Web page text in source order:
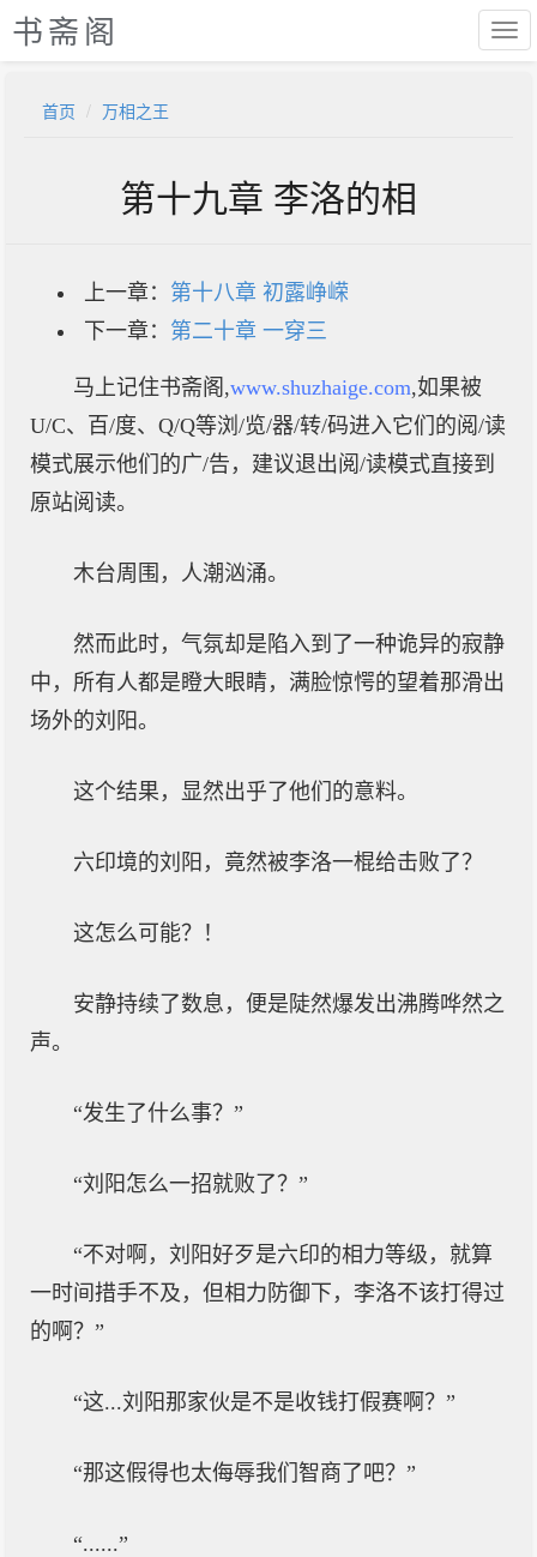
书斋阁
首页 万相之王
第十九章 李洛的相
上一章： 第十八章 初露峥嵘
下一章： 第二十章 一穿三
马上记住书斋阁,www.shuzhaige.com,如果被
U/C、百/度、Q/Q等浏/览/器/转/码进入它们的阅/读
模式展示他们的广/告，建议退出阅/读模式直接到
原站阅读。
木台周围，人潮汹涌。
然而此时，气氛却是陷入到了一种诡异的寂静
中，所有人都是瞪大眼睛，满脸惊愕的望着那滑出
场外的刘阳。
这个结果，显然出乎了他们的意料。
六印境的刘阳，竟然被李洛一棍给击败了？
这怎么可能？！
安静持续了数息，便是陡然爆发出沸腾哗然之
声。
“发生了什么事？”
“刘阳怎么一招就败了？”
“不对啊，刘阳好歹是六印的相力等级，就算
一时间措手不及，但相力防御下，李洛不该打得过
的啊？”
“这...刘阳那家伙是不是收钱打假赛啊？”
“那这假得也太侮辱我们智商了吧？”
“......”